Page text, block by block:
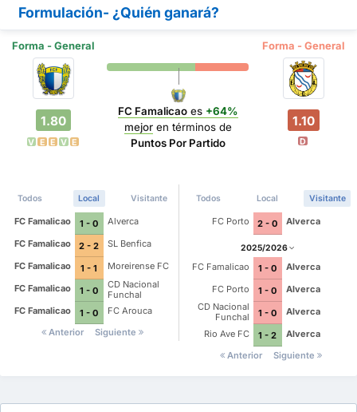
Formulación- ¿Quién ganará?
Forma - General Forma - General
1.80
V E E V E
FC Famalicao es +64%
mejor en términos de
Puntos Por Partido
1.10
D
Todos Local Visitante
FC Famalicao 1 - 0
Alverca
FC Famalicao
2 - 2
SL Benfica
FC Famalicao
1 - 1
Moreirense FC
FC Famalicao
1 - 0
CD Nacional
Funchal
FC Famalicao
1 - 0
FC Arouca
Anterior
Siguiente
Todos Local Visitante
FC Porto 2 - 0 Alverca
2025/2026
FC Famalicao 1 - 0
Alverca
FC Porto
1 - 0
Alverca
CD Nacional
Funchal
1 - 0
Alverca
Rio Ave FC
1 - 2
Alverca
Anterior
Siguiente